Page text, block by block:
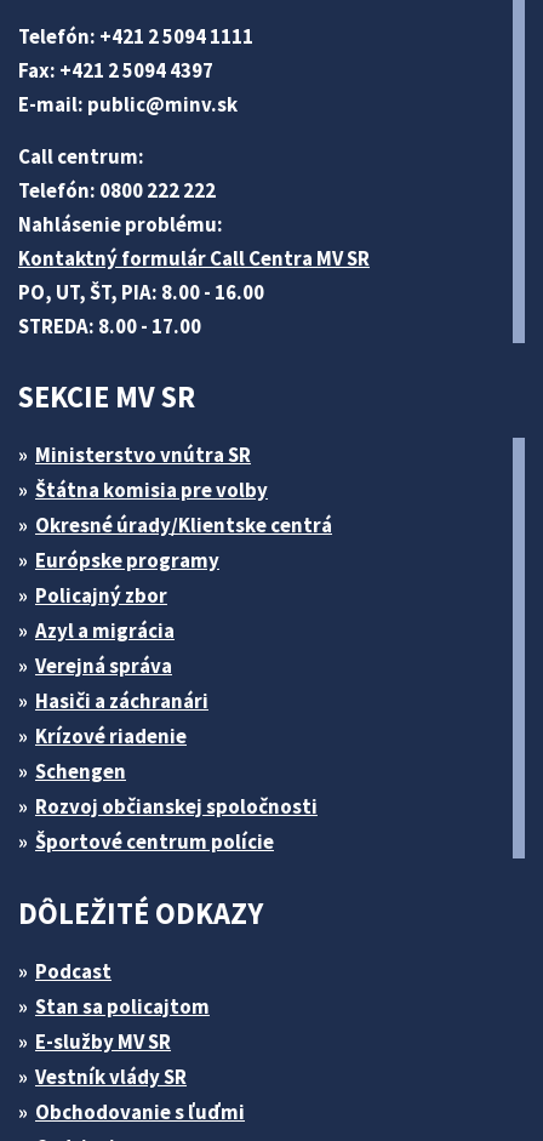
Telefón: +421 2 5094 1111
Fax: +421 2 5094 4397
E-mail: public@minv.sk
Call centrum:
Telefón: 0800 222 222
Nahlásenie problému:
Kontaktný formulár Call Centra MV SR
PO, UT, ŠT, PIA: 8.00 - 16.00
STREDA: 8.00 - 17.00
SEKCIE MV SR
Ministerstvo vnútra SR
Štátna komisia pre volby
Okresné úrady/Klientske centrá
Európske programy
Policajný zbor
Azyl a migrácia
Verejná správa
Hasiči a záchranári
Krízové riadenie
Schengen
Rozvoj občianskej spoločnosti
Športové centrum polície
DÔLEŽITÉ ODKAZY
Podcast
Stan sa policajtom
E-služby MV SR
Vestník vlády SR
Obchodovanie s ľuďmi